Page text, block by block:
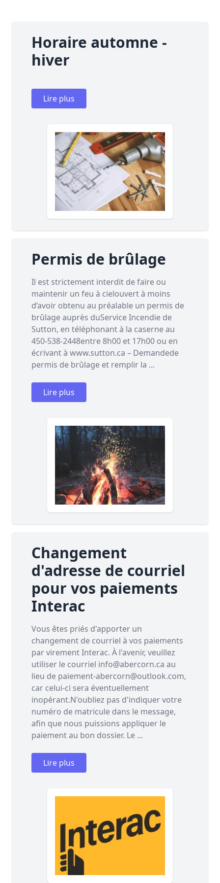
Horaire automne -
hiver
Lire plus
Permis de brûlage
Il est strictement interdit de faire ou
maintenir un feu à cielouvert à moins
d’avoir obtenu au préalable un permis de
brûlage auprès duService Incendie de
Sutton, en téléphonant à la caserne au
450-538-2448entre 8h00 et 17h00 ou en
écrivant à www.sutton.ca – Demandede
permis de brûlage et remplir la ...
Lire plus
Changement
d'adresse de courriel
pour vos paiements
Interac
Vous êtes priés d'apporter un
changement de courriel à vos paiements
par virement Interac. À l'avenir, veuillez
utiliser le courriel info@abercorn.ca au
lieu de paiement-abercorn@outlook.com,
car celui-ci sera éventuellement
inopérant.N'oubliez pas d'indiquer votre
numéro de matricule dans le message,
afin que nous puissions appliquer le
paiement au bon dossier. Le ...
Lire plus